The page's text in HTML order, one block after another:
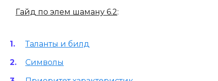
Гайд по элем шаману 6.2:
Таланты и билд
Символы